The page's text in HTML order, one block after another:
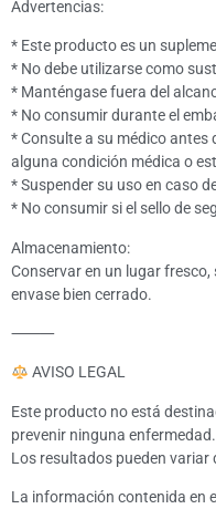
Advertencias:
* Este producto es un
* No debe utilizarse como
* Manténgase fuera del
* No consumir durante el
* Consulte a su médico antes
alguna condición médica o
* Suspender su uso en caso
* No consumir si el sello de
Almacenamiento:
Conservar en un lugar fresco,
envase bien cerrado.
⸻
AVISO LEGAL
Este producto no está
prevenir ninguna enfermedad.
Los resultados pueden variar
La información contenida en